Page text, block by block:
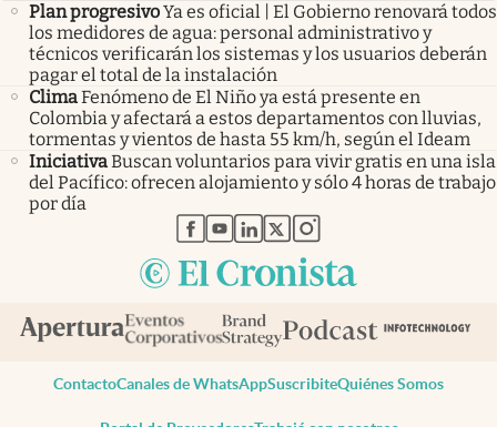
Plan progresivoYa es oficial | El Gobierno renovará todos
los medidores de agua: personal administrativo y
técnicos verificarán los sistemas y los usuarios deberán
pagar el total de la instalación
ClimaFenómeno de El Niño ya está presente en
Colombia y afectará a estos departamentos con lluvias,
tormentas y vientos de hasta 55 km/h, según el Ideam
IniciativaBuscan voluntarios para vivir gratis en una isla
del Pacífico: ofrecen alojamiento y sólo 4 horas de trabajo
por día
abre en nueva pestaña
abre en nueva pestaña
abre en nueva pestaña
abre en nueva pestaña
abre en nueva pestaña
ContactoCanales de WhatsAppSuscribiteQuiénes Somos